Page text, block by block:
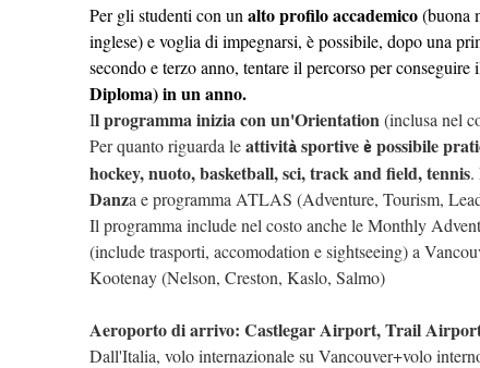
Per gli studenti con un alto profilo accademico(buona
inglese) e voglia di impegnarsi, è possibile, dopo una
secondo e terzo anno, tentare il percorso per conseguire
Diploma) in un anno.
Il programma inizia con un'Orientation(inclusa nel
Per quanto riguarda leattività sportive è possibile
hockey, nuoto, basketball, sci, track and field, tennis.
Danza e programma ATLAS (Adventure, Tourism,
Il programma include nel costo anche le Monthly
(include trasporti, accomodation e sightseeing) a
Kootenay (Nelson, Creston, Kaslo, Salmo)
Aeroporto di arrivo: Castlegar Airport, Trail
Dall'Italia, volo internazionale su Vancouver+volo